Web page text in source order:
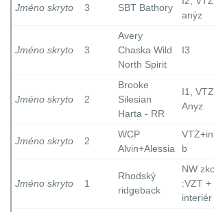
Jméno skryto 3 SBT Bathory
anýz
Jméno skryto 3
Avery
Chaska Wild
North Spirit
I3
Jméno skryto 2
Brooke
Silesian
Harta - RR
I1, VTZ
Anyz
Jméno skryto 2
WCP
Alvin+Alessia
b
Jméno skryto 1
Rhodský
ridgeback
NW
:VZT +
interiér